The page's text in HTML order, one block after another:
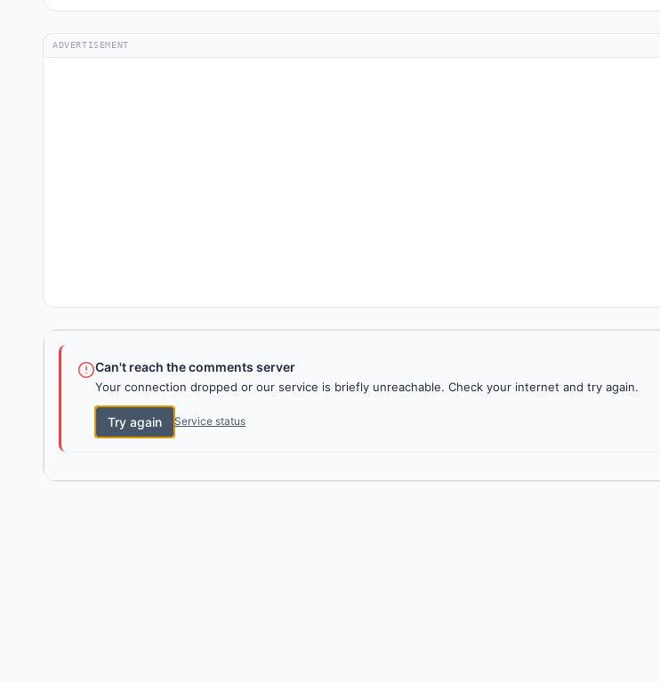
ADVERTISEMENT
Can't reach the comments server
Your connection dropped or our service is briefly unreachable. Check your internet and try again.
Try again Service status